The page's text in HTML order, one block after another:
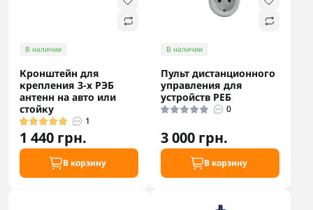
В наличии
Кронштейн для
крепления 3-х РЭБ
антенн на авто или
стойку
1
1 440 грн.
В корзину
В наличии
Пульт дистанционного
управления для
устройств РЕБ
0
3 000 грн.
В корзину